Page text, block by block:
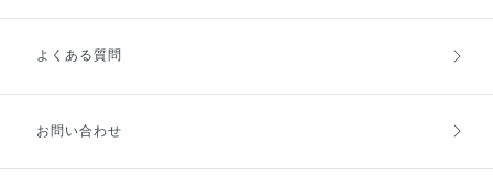
ご利用ガイドトップ
お支払方法
よくある質問
お問い合わせ